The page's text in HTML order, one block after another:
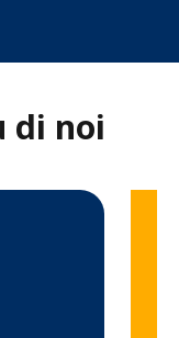
di noi